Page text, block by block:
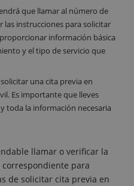
que llamar al número de
las instrucciones para solicitar
información básica
y el tipo de servicio que
una cita previa en
Es importante que lleves
toda la información necesaria
llamar o verificar la
para
de solicitar cita previa en